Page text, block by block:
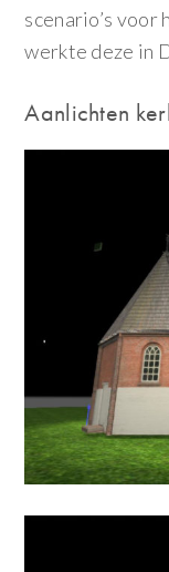
scenario’s voor
werkte deze in
Aanlichten